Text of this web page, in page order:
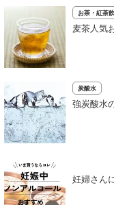
お茶・紅茶
麦茶人気
炭酸水
強炭酸水
妊婦さん